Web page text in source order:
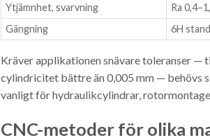
Ytjämnhet, svarvning
Ra
Gängning
6H
Kräver applikationen snävare toleranser —
cylindricitet bättre än 0,005 mm — behövs
vanligt för hydraulikcylindrar,
CNC-metoder för olika